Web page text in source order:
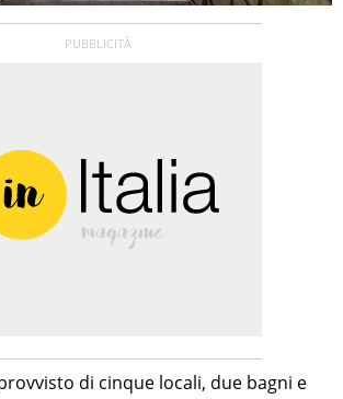
di cinque locali, due bagni e